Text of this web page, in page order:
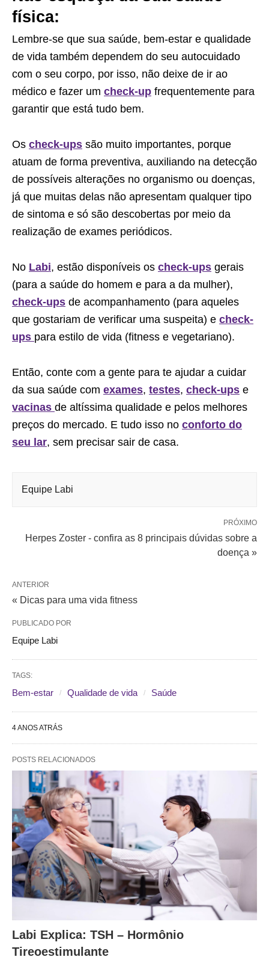
física:
Lembre-se que sua saúde, bem-estar e qualidade
de vida também dependem do seu autocuidado
com o seu corpo, por isso, não deixe de ir ao
médico e fazer um check-up frequentemente para
garantir que está tudo bem.
Os check-ups são muito importantes, porque
atuam de forma preventiva, auxiliando na detecção
de possíveis alterações no organismo ou doenças,
já que muitas delas não apresentam qualquer tipo
de sintoma e só são descobertas por meio da
realização de exames periódicos.
No Labi, estão disponíveis os check-ups gerais
(para a saúde do homem e para a da mulher),
check-ups de acompanhamento (para aqueles
que gostariam de verificar uma suspeita) e check-
ups para estilo de vida (fitness e vegetariano).
Então, conte com a gente para te ajudar a cuidar
da sua saúde com exames, testes, check-ups e
vacinas de altíssima qualidade e pelos melhores
preços do mercado. E tudo isso no conforto do
seu lar, sem precisar sair de casa.
Equipe Labi
PRÓXIMO
Herpes Zoster - confira as 8 principais dúvidas sobre a
doença »
ANTERIOR
« Dicas para uma vida fitness
PUBLICADO POR
Equipe Labi
TAGS:
Bem-estar Qualidade de vida Saúde
4 ANOS ATRÁS
POSTS RELACIONADOS
Labi Explica: TSH – Hormônio
Tireoestimulante